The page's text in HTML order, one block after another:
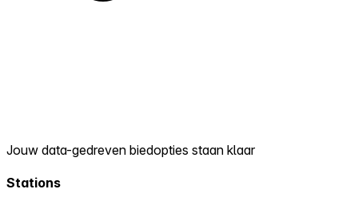
Jouw data-gedreven biedopties staan klaar
Stations